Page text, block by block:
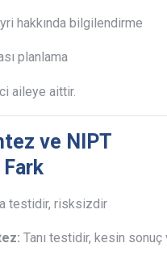
hakkında bilgilendirme
planlama
aileye aittir.
ve NIPT
Fark
testidir, risksizdir
Tanı testidir, kesin sonuç